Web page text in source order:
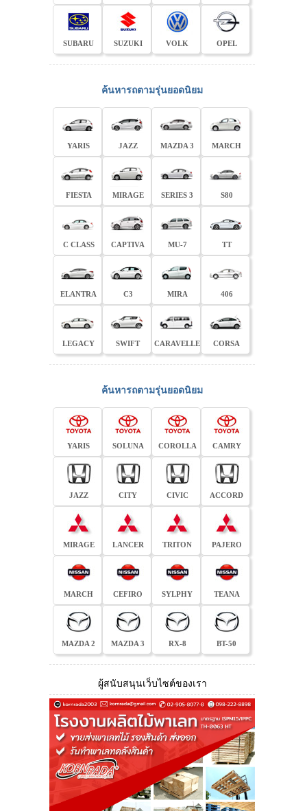
SUBARU SUZUKI VOLK OPEL
ค้นหารถตามรุ่นยอดนิยม
YARIS JAZZ MAZDA 3 MARCH
FIESTA MIRAGE SERIES 3 S80
C CLASS CAPTIVA MU-7 TT
ELANTRA C3 MIRA 406
LEGACY SWIFT CARAVELLE CORSA
ค้นหารถตามรุ่นยอดนิยม
YARIS SOLUNA COROLLA CAMRY
JAZZ CITY CIVIC ACCORD
MIRAGE LANCER TRITON PAJERO
MARCH CEFIRO SYLPHY TEANA
MAZDA 2 MAZDA 3 RX-8 BT-50
ผู้สนับสนุนเว็บไซต์ของเรา